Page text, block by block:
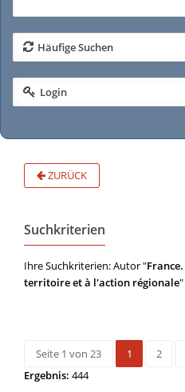
Häufige Suchen
Login
ZURÜCK
Suchkriterien
Ihre Suchkriterien: Autor "
territoire et à l'action régionale"
Seite 1 von 23 1 2
Ergebnis: 444